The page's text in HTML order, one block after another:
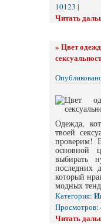
10123 |
Читать
» Цвет
Одежда,
твоей
проверим!
основной
выбирать
последних
который
модных
Категория:
Просмотров:
Читать